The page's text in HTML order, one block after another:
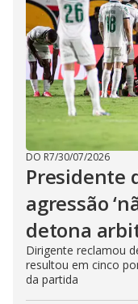
DO R7/30/07/2026
Presidente
agressão
detona
Dirigente reclamou
resultou em cinco
da partida